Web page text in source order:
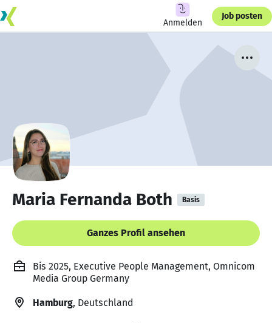
Anmelden
Job posten
Maria Fernanda Both Basis
Ganzes Profil ansehen
Bis 2025, Executive People Management, Omnicom
Media Group Germany
Hamburg, Deutschland